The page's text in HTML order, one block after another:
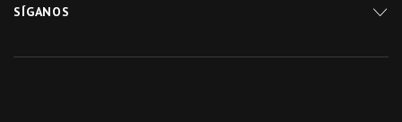
SÍGANOS